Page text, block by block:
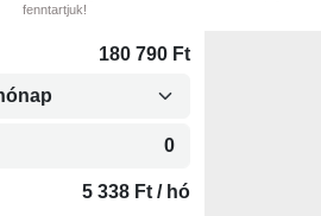
fenntartjuk!